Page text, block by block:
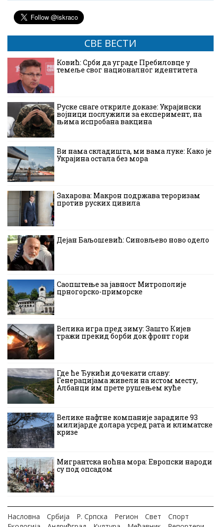
СВЕ ВЕСТИ
Ковић: Срби да уграде Пребиловце у
темеље свог националног идентитета
Руске снаге откриле доказе: Украјински
војници послужили за експеримент, на
њима испробана вакцина
Ви нама складишта, ми вама луке: Како је
Украјина остала без мора
Захарова: Макрон подржава тероризам
против руских цивила
Дејан Баљошевић: Синовљево ново одело
Саопштење за јавност Митрополије
црногорско-приморске
Велика игра пред зиму: Зашто Кијев
тражи прекид борби док фронт гори
Где ће Ђукићи дочекати славу:
Генерацијама живели на истом месту,
Албанци им прете рушењем куће
Велике нафтне компаније зарадиле 93
милијарде долара усред рата и климатске
кризе
Мигрантска ноћна мора: Европски народи
су под опсадом
Насловна Србија Р. Српска Регион Свет
Спорт